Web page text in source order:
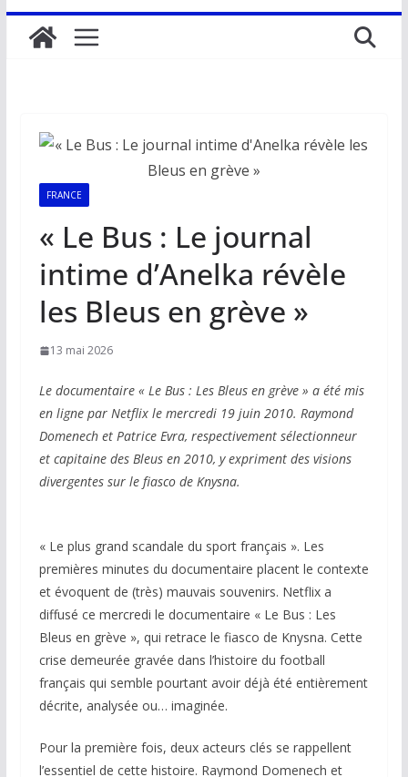
FRANCE
« Le Bus : Le journal
intime d’Anelka révèle
les Bleus en grève »
13 mai 2026
Le documentaire « Le Bus : Les Bleus en grève » a été mis
en ligne par Netflix le mercredi 19 juin 2010. Raymond
Domenech et Patrice Evra, respectivement sélectionneur
et capitaine des Bleus en 2010, y expriment des visions
divergentes sur le fiasco de Knysna.
« Le plus grand scandale du sport français ». Les
premières minutes du documentaire placent le contexte
et évoquent de (très) mauvais souvenirs. Netflix a
diffusé ce mercredi le documentaire « Le Bus : Les
Bleus en grève », qui retrace le fiasco de Knysna. Cette
crise demeurée gravée dans l’histoire du football
français qui semble pourtant avoir déjà été entièrement
décrite, analysée ou… imaginée.
Pour la première fois, deux acteurs clés se rappellent
l’essentiel de cette histoire. Raymond Domenech et